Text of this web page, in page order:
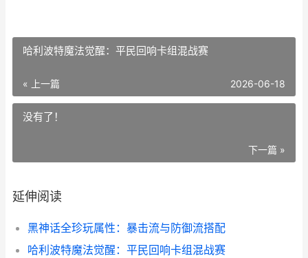
哈利波特魔法觉醒：平民回响卡组混战赛
« 上一篇 2026-06-18
没有了！
下一篇 »
延伸阅读
黑神话全珍玩属性：暴击流与防御流搭配
哈利波特魔法觉醒：平民回响卡组混战赛